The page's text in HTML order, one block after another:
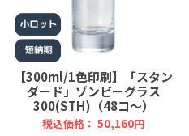
【300ml/1色印刷】「スタン
ダード」ゾンビーグラス
300(STH)（48コ～）
税込価格： 50,160円